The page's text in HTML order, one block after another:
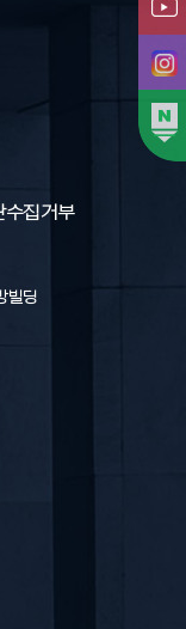
수집거부
빌딩